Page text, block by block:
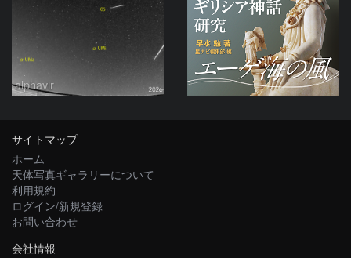
alphavir
サイトマップ
ホーム
天体写真ギャラリーについて
利用規約
ログイン/新規登録
お問い合わせ
会社情報